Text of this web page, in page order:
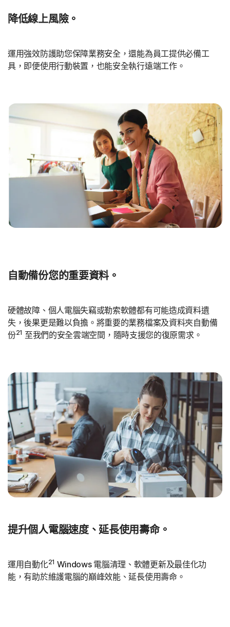
降低線上風險。
運用強效防護助您保障業務安全，還能為員工提供必備工
具，即便使用行動裝置，也能安全執行遠端工作。
自動備份您的重要資料。
硬體故障、個人電腦失竊或勒索軟體都有可能造成資料遺
失，後果更是難以負擔。將重要的業務檔案及資料夾自動備
份21 至我們的安全雲端空間，隨時支援您的復原需求。
提升個人電腦速度、延長使用壽命。
運用自動化21 Windows 電腦清理、軟體更新及最佳化功
能，有助於維護電腦的巔峰效能、延長使用壽命。